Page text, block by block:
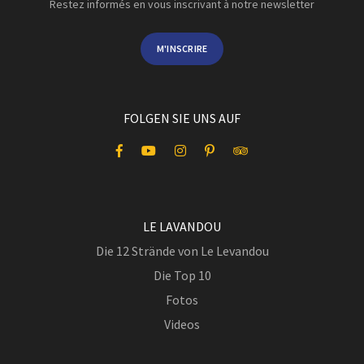
Restez informés en vous inscrivant à notre newsletter
M'INSCRIRE
FOLGEN SIE UNS AUF
LE LAVANDOU
Die 12 Strände von Le Levandou
Die Top 10
Fotos
Videos